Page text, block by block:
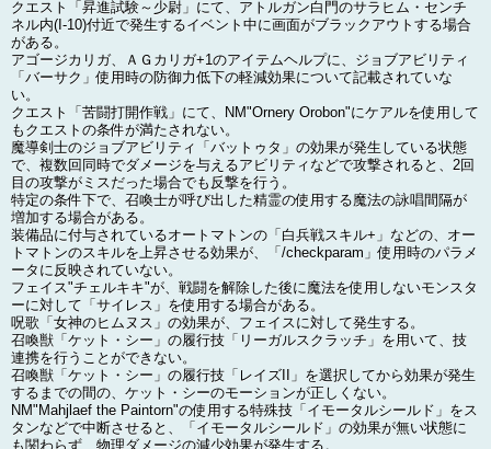
クエスト「昇進試験～少尉」にて、アトルガン白門のサラヒム・センチ
ネル内(I-10)付近で発生するイベント中に画面がブラックアウトする場合
がある。
アゴージカリガ、ＡＧカリガ+1のアイテムヘルプに、ジョブアビリティ
「バーサク」使用時の防御力低下の軽減効果について記載されていな
い。
クエスト「苦闘打開作戦」にて、NM"Ornery Orobon"にケアルを使用して
もクエストの条件が満たされない。
魔導剣士のジョブアビリティ「バットゥタ」の効果が発生している状態
で、複数回同時でダメージを与えるアビリティなどで攻撃されると、2回
目の攻撃がミスだった場合でも反撃を行う。
特定の条件下で、召喚士が呼び出した精霊の使用する魔法の詠唱間隔が
増加する場合がある。
装備品に付与されているオートマトンの「白兵戦スキル+」などの、オー
トマトンのスキルを上昇させる効果が、「/checkparam」使用時のパラメ
ータに反映されていない。
フェイス"チェルキキ"が、戦闘を解除した後に魔法を使用しないモンスタ
ーに対して「サイレス」を使用する場合がある。
呪歌「女神のヒムヌス」の効果が、フェイスに対して発生する。
召喚獣「ケット・シー」の履行技「リーガルスクラッチ」を用いて、技
連携を行うことができない。
召喚獣「ケット・シー」の履行技「レイズII」を選択してから効果が発生
するまでの間の、ケット・シーのモーションが正しくない。
NM"Mahjlaef the Paintorn"の使用する特殊技「イモータルシールド」をス
タンなどで中断させると、「イモータルシールド」の効果が無い状態に
も関わらず、物理ダメージの減少効果が発生する。